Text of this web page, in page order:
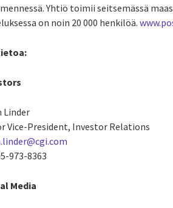
Yhtiö toimii seitsemässä
on noin 20 000 henkilöä.
Linder
Vice-President, Investor Relations
973-8363
Media